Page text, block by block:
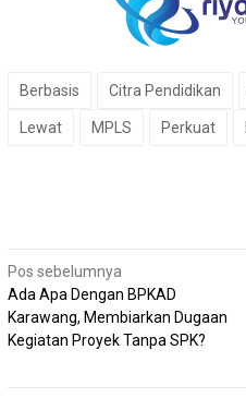
Berbasis Citra Pendidikan
Lewat MPLS Perkuat
Navigasi
pos
Pos sebelumnya
Ada Apa Dengan BPKAD
Karawang, Membiarkan Dugaan
Kegiatan Proyek Tanpa SPK?